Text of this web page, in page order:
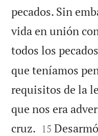
pecados. Sin
vida en unión
todos los pecados
que teníamos
requisitos de la
que nos era
cruz. 

15